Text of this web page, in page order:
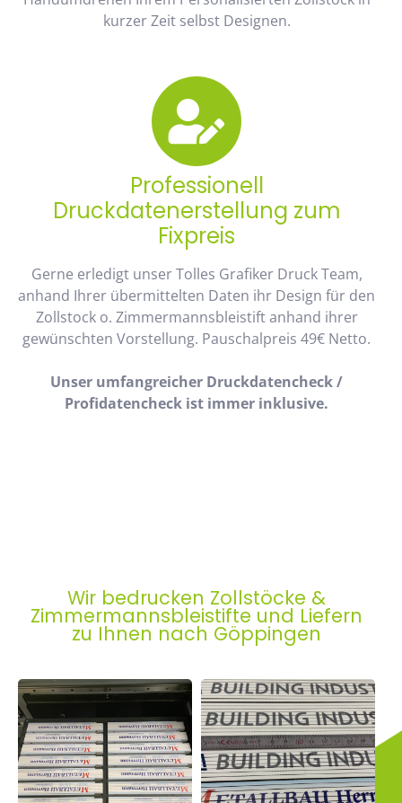
kurzer Zeit selbst Designen.
Professionell
Druckdatenerstellung zum
Fixpreis
Gerne erledigt unser Tolles Grafiker Druck Team,
anhand Ihrer übermittelten Daten ihr Design für den
Zollstock o. Zimmermannsbleistift anhand ihrer
gewünschten Vorstellung. Pauschalpreis 49€ Netto.
Unser umfangreicher Druckdatencheck /
Profidatencheck ist immer inklusive.
Wir bedrucken Zollstöcke &
Zimmermannsbleistifte und Liefern
zu Ihnen nach Göppingen